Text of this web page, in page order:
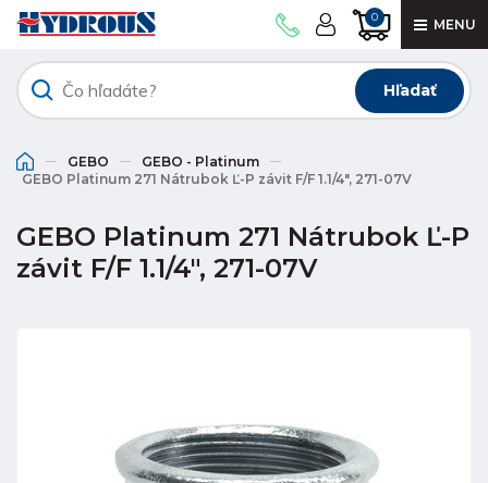
0 MENU
Hľadať
GEBO
GEBO - Platinum
GEBO Platinum 271 Nátrubok Ľ-P závit F/F 1.1/4", 271-07V
GEBO Platinum 271 Nátrubok Ľ-P
závit F/F 1.1/4", 271-07V